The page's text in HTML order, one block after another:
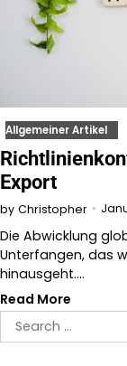
Allgemeiner Artikel
Export
by Christopher
Die Abwicklung
Unterfangen, das
hinausgeht.…
Read More
Search
for: